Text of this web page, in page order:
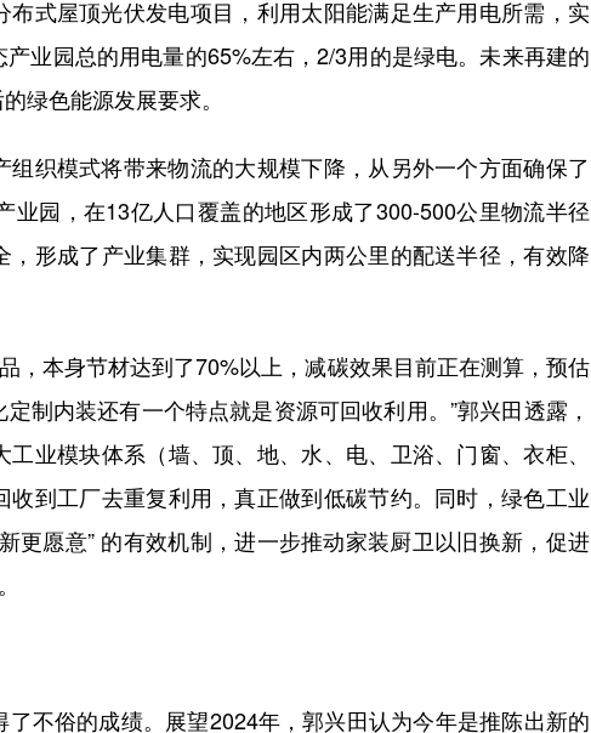
式屋顶光伏发电项目，利用太阳能满足生产用电所需，实
业园总的用电量的65%左右，2/3用的是绿电。未来再建的
绿色能源发展要求。
织模式将带来物流的大规模下降，从另外一个方面确保了
业园，在13亿人口覆盖的地区形成了300-500公里物流半径
形成了产业集群，实现园区内两公里的配送半径，有效降
本身节材达到了70%以上，减碳效果目前正在测算，预估
制内装还有一个特点就是资源可回收利用。”郭兴田透露，
业模块体系（墙、顶、地、水、电、卫浴、门窗、衣柜、
到工厂去重复利用，真正做到低碳节约。同时，绿色工业
更愿意” 的有效机制，进一步推动家装厨卫以旧换新，促进
俗的成绩。展望2024年，郭兴田认为今年是推陈出新的